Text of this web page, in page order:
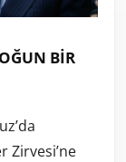
BİR
Zirvesi’ne